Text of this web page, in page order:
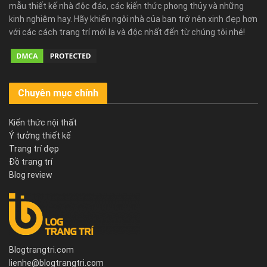
mẫu thiết kế nhà độc đáo, các kiến thức phong thủy và những
kinh nghiệm hay. Hãy khiến ngôi nhà của bạn trở nên xinh đẹp hơn
với các cách trang trí mới lạ và độc nhất đến từ chúng tôi nhé!
Chuyên mục chính
Kiến thức nội thất
Ý tưởng thiết kế
Trang trí đẹp
Đồ trang trí
Blog review
Blogtrangtri.com
lienhe@blogtrangtri.com